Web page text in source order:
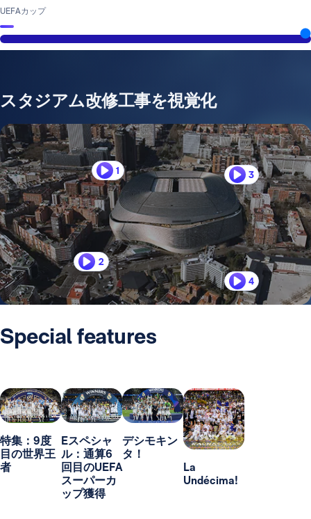
UEFAカップ
スタジアム改修工事を視覚化
1
2
3
4
Special features
特集：9度
目の世界王
者
Eスペシャ
ル：通算6
回目のUEFA
スーパーカ
ップ獲得
デシモキン
タ！
La
Undécima!